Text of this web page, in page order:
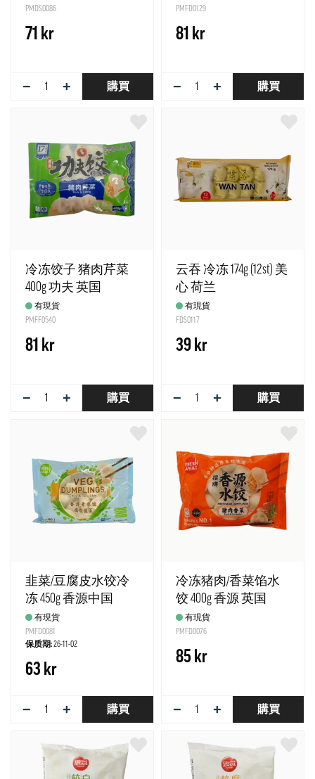
PMDS0086
71 kr
− + 購買
PMFD0129
81 kr
− + 購買
冷冻饺子 猪肉芹菜
400g 功夫 英国
有現貨
PMFF0540
81 kr
− + 購買
云吞 冷冻 174g (12st) 美
心 荷兰
有現貨
FDS0117
39 kr
− + 購買
韭菜/豆腐皮水饺冷
冻 450g 香源中国
有現貨
PMFD0081
保质期:26-11-02
63 kr
− + 購買
冷冻猪肉/香菜馅水
饺 400g 香源 英国
有現貨
PMFD0076
85 kr
− + 購買